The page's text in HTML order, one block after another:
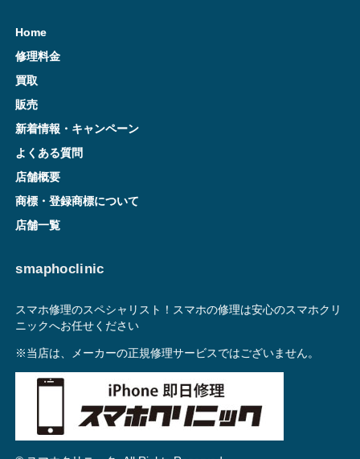
Home
修理料金
買取
販売
新着情報・キャンペーン
よくある質問
店舗概要
商標・登録商標について
店舗一覧
smaphoclinic
スマホ修理のスペシャリスト！スマホの修理は安心のスマホクリ
ニックへお任せください
※当店は、メーカーの正規修理サービスではございません。